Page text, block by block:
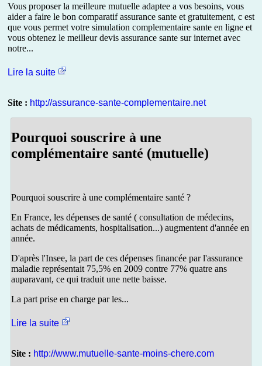
Vous proposer la meilleure mutuelle adaptee a vos besoins, vous
aider a faire le bon comparatif assurance sante et gratuitement, c est
que vous permet votre simulation complementaire sante en ligne et
vous obtenez le meilleur devis assurance sante sur internet avec
notre...
Lire la suite
Site : http://assurance-sante-complementaire.net
Pourquoi souscrire à une
complémentaire santé (mutuelle)
Pourquoi souscrire à une complémentaire santé ?
En France, les dépenses de santé ( consultation de médecins,
achats de médicaments, hospitalisation...) augmentent d'année en
année.
D'après l'Insee, la part de ces dépenses financée par l'assurance
maladie représentait 75,5% en 2009 contre 77% quatre ans
auparavant, ce qui traduit une nette baisse.
La part prise en charge par les...
Lire la suite
Site : http://www.mutuelle-sante-moins-chere.com